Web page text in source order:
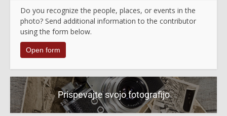
Do you recognize the people, places, or events in the
photo? Send additional information to the contributor
using the form below.
Open form
Prispevajte svojo fotografijo